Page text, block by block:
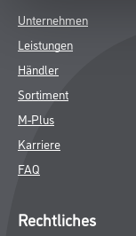
Unternehmen
Leistungen
Händler
Sortiment
M-Plus
Karriere
FAQ
Rechtliches